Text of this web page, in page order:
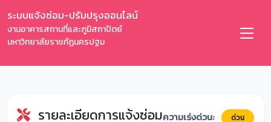
ระบบแจ้งซ่อม-ปรับปรุงออนไลน์
งานอาคารสถานที่และภูมิสถาปัตย์
มหาวิทยาลัยราชภัฏนครปฐม
รายละเอียดการแจ้งซ่อมความเร่งด่วน: ด่วน